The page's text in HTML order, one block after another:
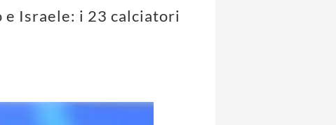
e Israele: i 23 calciatori